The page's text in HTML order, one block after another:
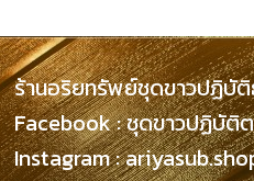
ร้านอริยทรัพย์ชุดขาวปฏิบั
Facebook : ชุดขาวปฏิบัติ
Instagram :